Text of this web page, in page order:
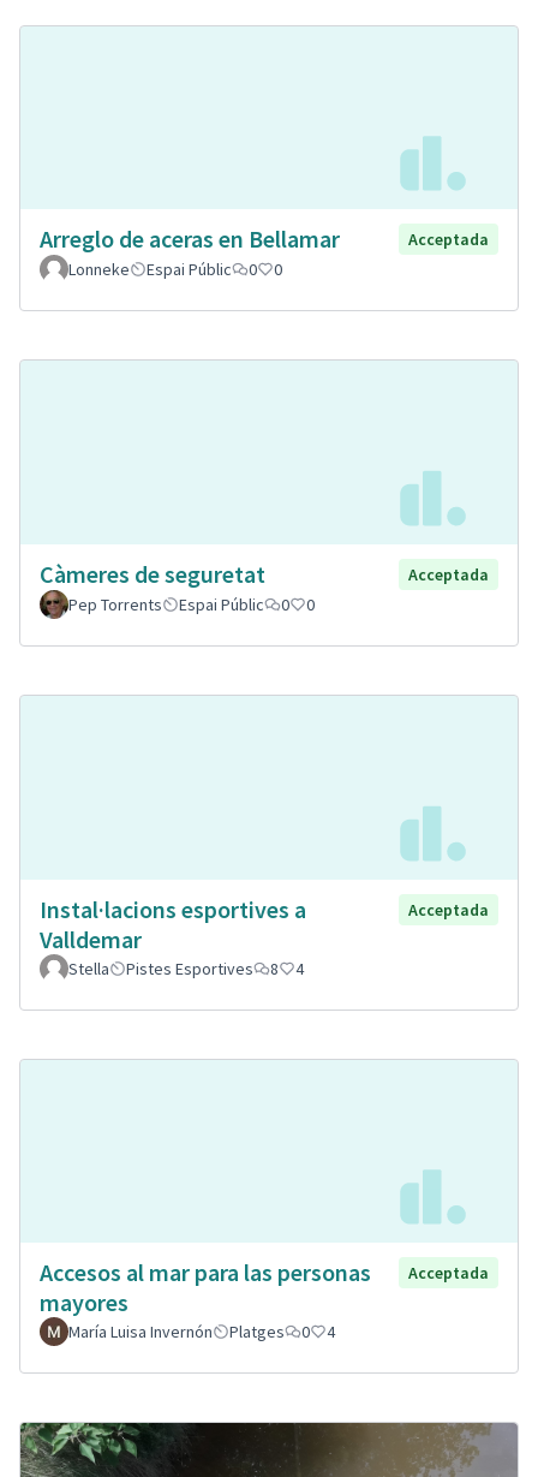
Arreglo de aceras en Bellamar
Acceptada
Lonneke
Espai Públic 0 0
Càmeres de seguretat
Acceptada
Pep Torrents
Espai Públic 0 0
Instal·lacions esportives a
Valldemar
Acceptada
Stella Pistes Esportives 8 4
Accesos al mar para las personas
mayores
Acceptada
María Luisa Invernón Platges 0 4